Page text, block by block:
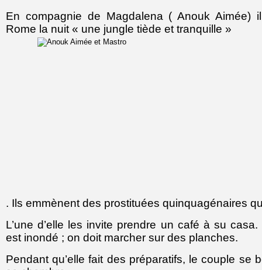
En compagnie de Magdalena ( Anouk Aimée)
Rome la nuit « une jungle tiède et tranquille »
. Ils emmènent des prostituées quinquagénaires
L’une d’elle les invite prendre un café à su
est inondé ; on doit marcher sur des planches.
Pendant qu’elle fait des préparatifs, le couple se